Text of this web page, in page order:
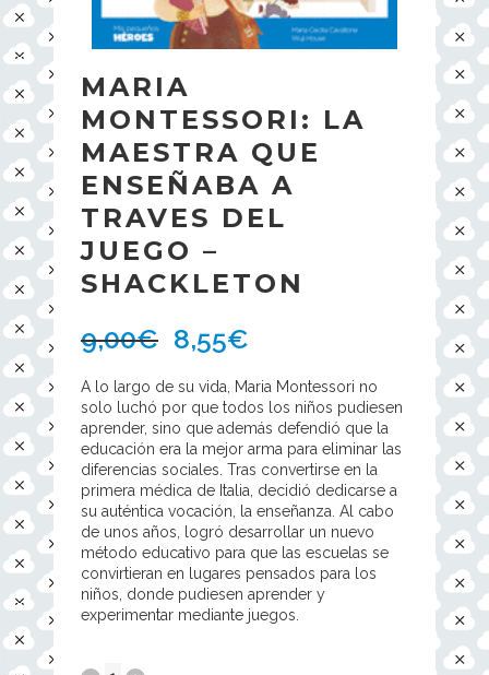
MARIA
MONTESSORI: LA
MAESTRA QUE
ENSEÑABA A
TRAVES DEL
JUEGO –
SHACKLETON
9,00€ 8,55€
A lo largo de su vida, Maria Montessori no
solo luchó por que todos los niños pudiesen
aprender, sino que además defendió que la
educación era la mejor arma para eliminar las
diferencias sociales. Tras convertirse en la
primera médica de Italia, decidió dedicarse a
su auténtica vocación, la enseñanza. Al cabo
de unos años, logró desarrollar un nuevo
método educativo para que las escuelas se
convirtieran en lugares pensados para los
niños, donde pudiesen aprender y
experimentar mediante juegos.